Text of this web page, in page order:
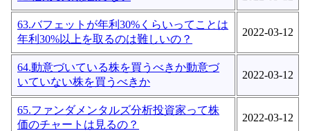
63.バフェットが年利30%くらいってことは
年利30%以上を取るのは難しいの？
2022-03-12
64.動意づいている株を買うべきか動意づ
いていない株を買うべきか
2022-03-12
65.ファンダメンタルズ分析投資家って株
価のチャートは見るの？
2022-03-12